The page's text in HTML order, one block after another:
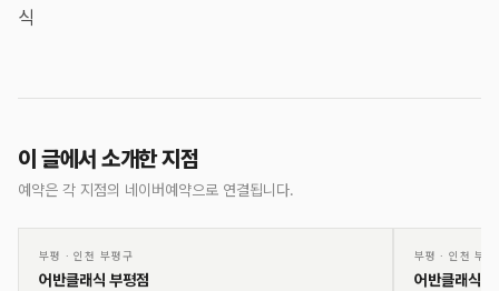
식
이 글에서 소개한 지점
예약은 각 지점의 네이버예약으로 연결됩니다.
01
부평 ·인천 부평구
어반클래식 부평점
02
부평 · 인천 부
어반클래식